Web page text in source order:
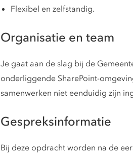
Flexibel en zelfstandig.
Organisatie en team
Je gaat aan de slag bij de
onderliggende SharePoint-
samenwerken niet eenduidig zijn
Gespreksinformatie
Bij deze opdracht worden na de